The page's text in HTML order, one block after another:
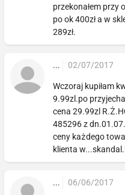
przekonałem przy
po ok 400zł a w
289zł.
... 02/07/2017
Wczoraj kupiłam
9.99zl.po
cena 29.99zl
485296 z
ceny każdego
klienta
... 06/06/2017